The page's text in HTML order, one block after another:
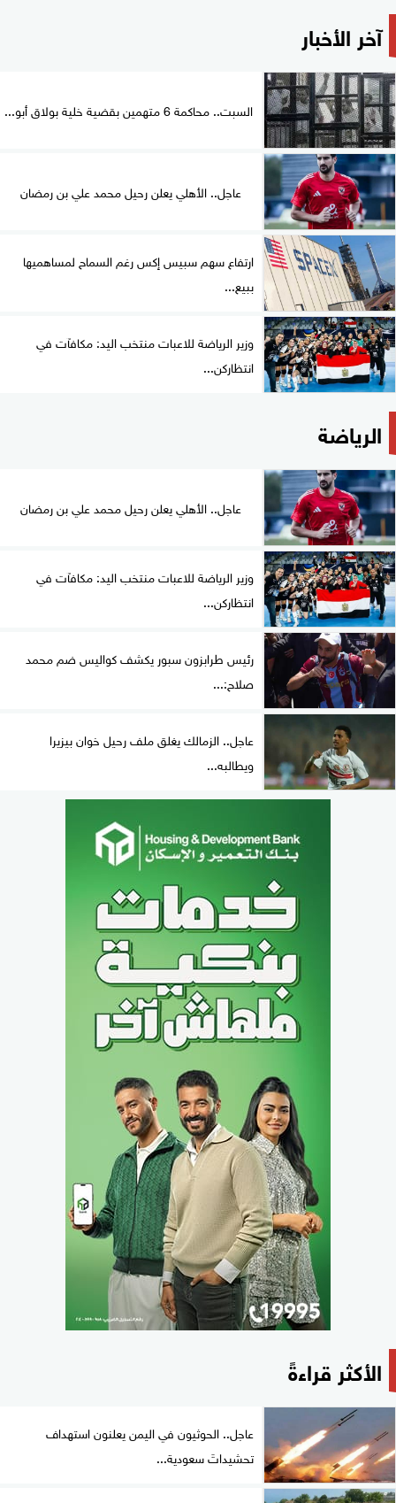
آخر الأخبار
السبت.. محاكمة 6 متهمين بقضية خلية بولاق أبو...
عاجل.. الأهلي يعلن رحيل محمد علي بن رمضان
ارتفاع سهم سبيس إكس رغم السماح لمساهميها
ببيع...
وزير الرياضة للاعبات منتخب اليد: مكافآت في
انتظاركن...
الرياضة
عاجل.. الأهلي يعلن رحيل محمد علي بن رمضان
وزير الرياضة للاعبات منتخب اليد: مكافآت في
انتظاركن...
رئيس طرابزون سبور يكشف كواليس ضم محمد
صلاح:...
عاجل.. الزمالك يغلق ملف رحيل خوان بيزيرا
ويطالبه...
الأكثر قراءةً
عاجل.. الحوثيون في اليمن يعلنون استهداف
تحشيداتَ سعودية...